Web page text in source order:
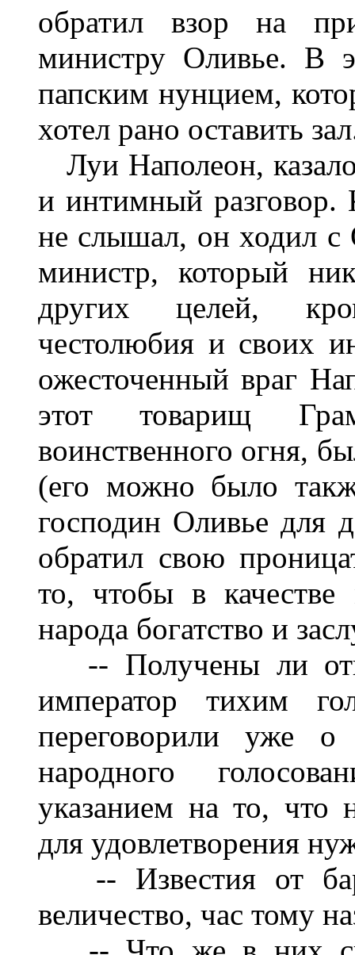
обратил взор на
министру Оливье. В
папским нунцием,
хотел рано оставить
Луи Наполеон,
и интимный разговор.
не слышал, он ходил с
министр, который
других целей,
честолюбия и своих
ожесточенный враг
этот товарищ
воинственного огня,
(его можно было
господин Оливье для
обратил свою
то, чтобы в качестве
народа богатство и
-- Получены ли
император тихим
переговорили уже о
народного
указанием на то, что
для удовлетворения
-- Известия от
величество, час тому